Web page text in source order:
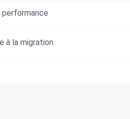
performance
à la migration